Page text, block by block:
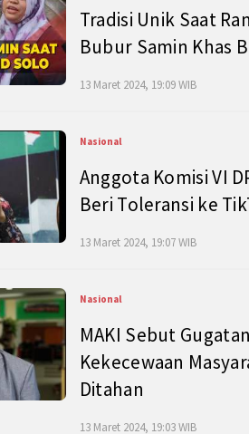
Tradisi Unik Saat
Bubur Samin Khas
13 Maret 2024, 19:09 WIB
Nasional
Anggota Komisi VI
Beri Toleransi ke
13 Maret 2024, 19:07 WIB
Nasional
MAKI Sebut
Kekecewaan
Ditahan
13 Maret 2024, 19:03 WIB